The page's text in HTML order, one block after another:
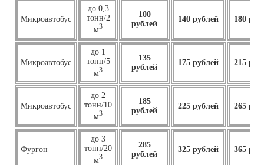
Микроавтобус
до 0,3
тонн/2
м3
100
рублей
140 рублей 180
Микроавтобус
до 1
тонн/5
м3
135
рублей
175 рублей 215
Микроавтобус
до 2
тонн/10
м3
185
рублей
225 рублей 265
Фургон
до 3
тонн/20
м3
285
рублей
325 рублей 365